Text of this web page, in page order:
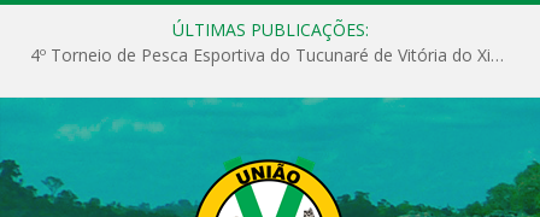
ÚLTIMAS PUBLICAÇÕES:
4º Torneio de Pesca Esportiva do Tucunaré de Vitória do Xingu